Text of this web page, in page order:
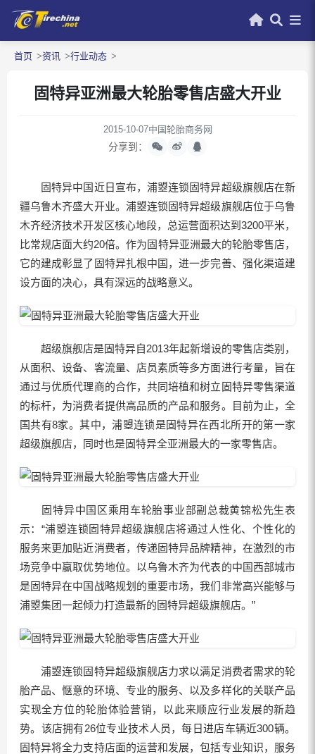
首页 资讯 行业动态
固特异亚洲最大轮胎零售店盛大开业
2015-10-07中国轮胎商务网
分享到：
固特异中国近日宣布，浦曌连锁固特异超级旗舰店在新
疆乌鲁木齐盛大开业。浦曌连锁固特异超级旗舰店位于乌鲁
木齐经济技术开发区核心地段，总运营面积达到3200平米，
比常规店面大约20倍。作为固特异亚洲最大的轮胎零售店，
它的建成彰显了固特异扎根中国，进一步完善、强化渠道建
设方面的决心，具有深远的战略意义。
超级旗舰店是固特异自2013年起新增设的零售店类别，
从面积、设备、客流量、店员素质等多方面进行考量，旨在
通过与优质代理商的合作，共同培植和树立固特异零售渠道
的标杆，为消费者提供高品质的产品和服务。目前为止，全
国共有8家。其中，浦曌连锁是固特异在西北所开的第一家
超级旗舰店，同时也是固特异全亚洲最大的一家零售店。
固特异中国区乘用车轮胎事业部副总裁黄锦松先生表
示：“浦曌连锁固特异超级旗舰店将通过人性化、个性化的
服务来更加贴近消费者，传递固特异品牌精神，在激烈的市
场竞争中赢取优势地位。以乌鲁木齐为代表的中国西部城市
是固特异在中国战略规划的重要市场，我们非常高兴能够与
浦曌集团一起倾力打造最新的固特异超级旗舰店。”
浦曌连锁固特异超级旗舰店力求以满足消费者需求的轮
胎产品、惬意的环境、专业的服务、以及多样化的关联产品
实现全方位的轮胎体验营销，以此来顺应行业发展的新趋
势。该店拥有26位专业技术人员，每日进店车辆近300辆。
固特异将全力支持店面的运营和发展，包括专业知识，服务